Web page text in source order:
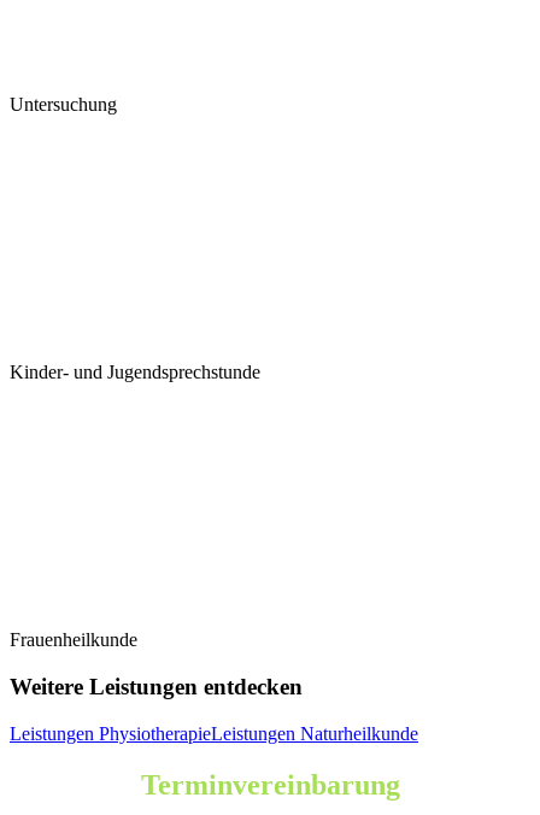
Untersuchung
Kinder- und Jugendsprechstunde
Frauenheilkunde
Weitere Leistungen entdecken
Leistungen PhysiotherapieLeistungen Naturheilkunde
Terminvereinbarung